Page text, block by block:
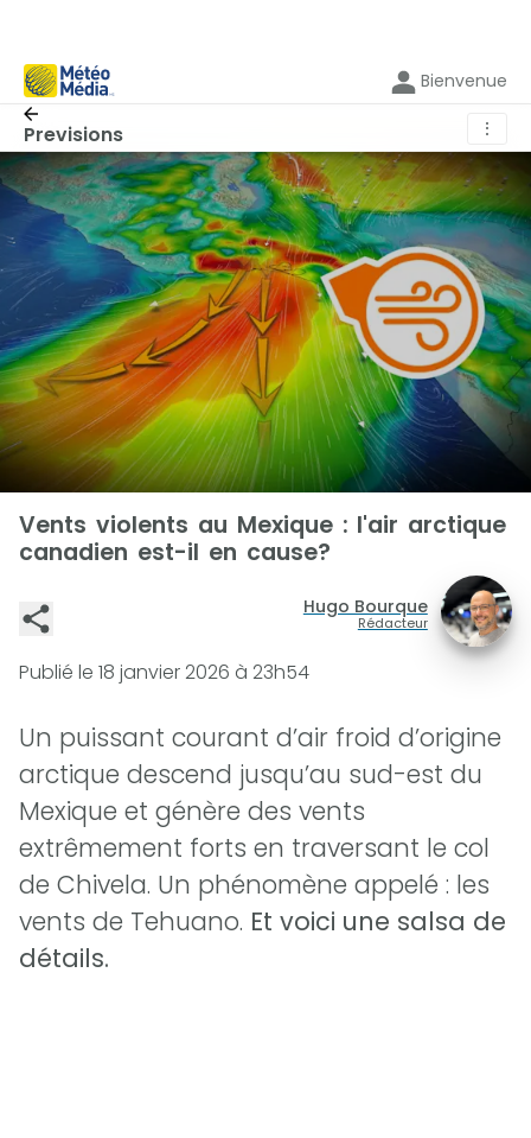
Bienvenue
Previsions ⋮
Vents violents au Mexique : l'air arctique
canadien est-il en cause?
Hugo Bourque
Rédacteur
Publié le 18 janvier 2026 à 23h54
Un puissant courant d’air froid d’origine
arctique descend jusqu’au sud-est du
Mexique et génère des vents
extrêmement forts en traversant le col
de Chivela. Un phénomène appelé : les
vents de Tehuano. Et voici une salsa de
détails.